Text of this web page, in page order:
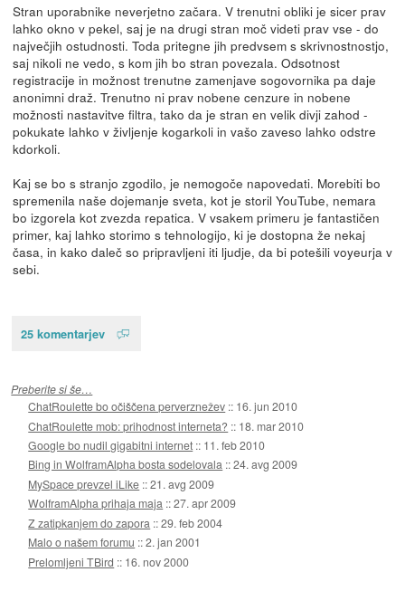
Stran uporabnike neverjetno začara. V trenutni obliki je sicer prav
lahko okno v pekel, saj je na drugi stran moč videti prav vse - do
največjih ostudnosti. Toda pritegne jih predvsem s skrivnostnostjo,
saj nikoli ne vedo, s kom jih bo stran povezala. Odsotnost
registracije in možnost trenutne zamenjave sogovornika pa daje
anonimni draž. Trenutno ni prav nobene cenzure in nobene
možnosti nastavitve filtra, tako da je stran en velik divji zahod -
pokukate lahko v življenje kogarkoli in vašo zaveso lahko odstre
kdorkoli.
Kaj se bo s stranjo zgodilo, je nemogoče napovedati. Morebiti bo
spremenila naše dojemanje sveta, kot je storil YouTube, nemara
bo izgorela kot zvezda repatica. V vsakem primeru je fantastičen
primer, kaj lahko storimo s tehnologijo, ki je dostopna že nekaj
časa, in kako daleč so pripravljeni iti ljudje, da bi potešili voyeurja v
sebi.
25 komentarjev
Preberite si še…
ChatRoulette bo očiščena perverznežev :: 16. jun 2010
ChatRoulette mob: prihodnost interneta? :: 18. mar 2010
Google bo nudil gigabitni internet :: 11. feb 2010
Bing in WolframAlpha bosta sodelovala ::24. avg 2009
MySpace prevzel iLike ::21. avg 2009
WolframAlpha prihaja maja ::27. apr 2009
Z zatipkanjem do zapora ::29. feb 2004
Malo o našem forumu ::2. jan 2001
Prelomljeni TBird :: 16. nov 2000